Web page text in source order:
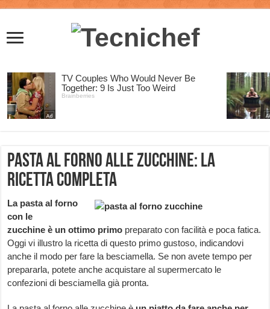
Pasta al forno alle zucchine: la
ricetta completa
La pasta al forno
con le
zucchine è un ottimo primo preparato con facilità e poca fatica.
Oggi vi illustro la ricetta di questo primo gustoso, indicandovi
anche il modo per fare la besciamella. Se non avete tempo per
prepararla, potete anche acquistare al supermercato le
confezioni di besciamella già pronta.